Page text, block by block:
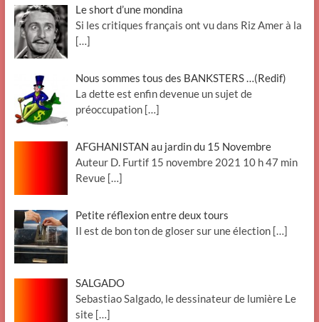
Le short d’une mondina
Si les critiques français ont vu dans Riz Amer à la
[…]
Nous sommes tous des BANKSTERS …(Redif)
La dette est enfin devenue un sujet de
préoccupation […]
AFGHANISTAN au jardin du 15 Novembre
Auteur D. Furtif 15 novembre 2021 10 h 47 min
Revue […]
Petite réflexion entre deux tours
Il est de bon ton de gloser sur une élection […]
SALGADO
Sebastiao Salgado, le dessinateur de lumière Le
site […]